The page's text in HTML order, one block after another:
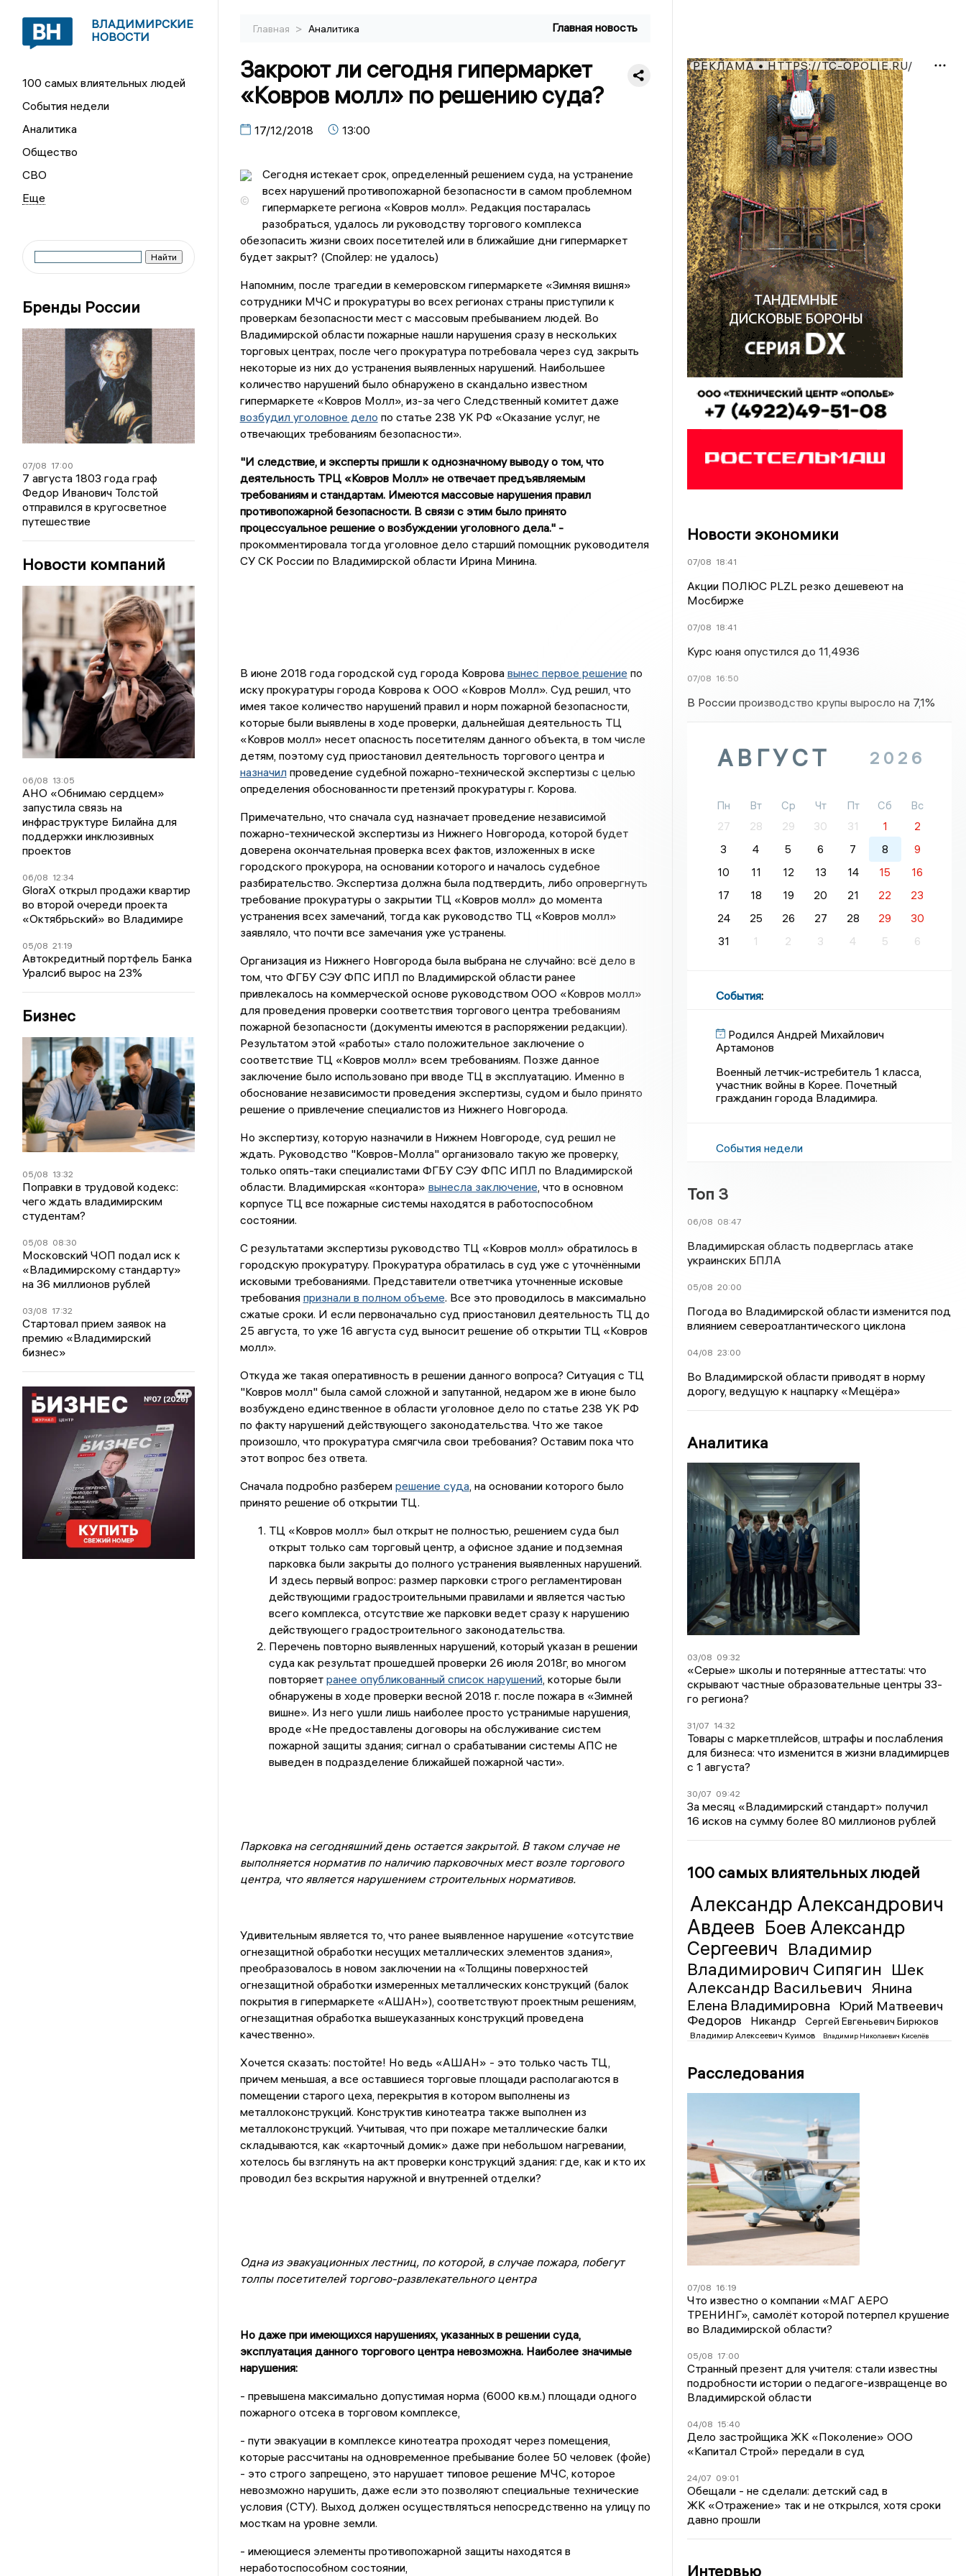
ВЛАДИМИРСКИЕ
НОВОСТИ
100 самых влиятельных людей
События недели
Аналитика
Общество
СВО
Бренды России
07/08 17:00
7 августа 1803 года граф
Федор Иванович Толстой
отправился в кругосветное
путешествие
Новости компаний
06/08 13:05
АНО «Обнимаю сердцем»
запустила связь на
инфраструктуре Билайна для
поддержки инклюзивных
проектов
06/08 12:34
GloraX открыл продажи квартир
во второй очереди проекта
«Октябрьский» во Владимире
05/08 21:19
Автокредитный портфель Банка
Уралсиб вырос на 23%
Бизнес
05/08 13:32
Поправки в трудовой кодекс:
чего ждать владимирским
студентам?
05/08 08:30
Московский ЧОП подал иск к
«Владимирскому стандарту»
на 36 миллионов рублей
03/08 17:32
Стартовал прием заявок на
премию «Владимирский
бизнес»
Главная > Аналитика Главная новость
Закроют ли сегодня гипермаркет
«Ковров молл» по решению суда?
17/12/2018 13:00
©
Сегодня истекает срок, определенный решением суда, на устранение
всех нарушений противопожарной безопасности в самом проблемном
гипермаркете региона «Ковров молл». Редакция постаралась
разобраться, удалось ли руководству торгового комплекса
обезопасить жизни своих посетителей или в ближайшие дни гипермаркет
будет закрыт? (Спойлер: не удалось)
Напомним, после трагедии в кемеровском гипермаркете «Зимняя вишня»
сотрудники МЧС и прокуратуры во всех регионах страны приступили к
проверкам безопасности мест с массовым пребыванием людей. Во
Владимирской области пожарные нашли нарушения сразу в нескольких
торговых центрах, после чего прокуратура потребовала через суд закрыть
некоторые из них до устранения выявленных нарушений. Наибольшее
количество нарушений было обнаружено в скандально известном
гипермаркете «Ковров Молл», из-за чего Следственный комитет даже
возбудил уголовное дело по статье 238 УК РФ «Оказание услуг, не
отвечающих требованиям безопасности».
"И следствие, и эксперты пришли к однозначному выводу о том, что
деятельность ТРЦ «Ковров Молл» не отвечает предъявляемым
требованиям и стандартам. Имеются массовые нарушения правил
противопожарной безопасности. В связи с этим было принято
процессуальное решение о возбуждении уголовного дела." -
прокомментировала тогда уголовное дело старший помощник руководителя
СУ СК России по Владимирской области Ирина Минина.
В июне 2018 года городской суд города Коврова вынес первое решение по
иску прокуратуры города Коврова к ООО «Ковров Молл». Суд решил, что
имея такое количество нарушений правил и норм пожарной безопасности,
которые были выявлены в ходе проверки, дальнейшая деятельность ТЦ
«Ковров молл» несет опасность посетителям данного объекта, в том числе
детям, поэтому суд приостановил деятельность торгового центра и
назначилпроведение судебной пожарно-технической экспертизы с целью
определения обоснованности претензий прокуратуры г. Корова.
Примечательно, что сначала суд назначает проведение независимой
пожарно-технической экспертизы из Нижнего Новгорода, которой будет
доверена окончательная проверка всех фактов, изложенных в иске
городского прокурора, на основании которого и началось судебное
разбирательство. Экспертиза должна была подтвердить, либо опровергнуть
требование прокуратуры о закрытии ТЦ «Ковров молл» до момента
устранения всех замечаний, тогда как руководство ТЦ «Ковров молл»
заявляло, что почти все замечания уже устранены.
Организация из Нижнего Новгорода была выбрана не случайно: всё дело в
том, что ФГБУ СЭУ ФПС ИПЛ по Владимирской области ранее
привлекалось на коммерческой основе руководством ООО «Ковров молл»
для проведения проверки соответствия торгового центра требованиям
пожарной безопасности (документы имеются в распоряжении редакции).
Результатом этой «работы» стало положительное заключение о
соответствие ТЦ «Ковров молл» всем требованиям. Позже данное
заключение было использовано при вводе ТЦ в эксплуатацию. Именно в
обоснование независимости проведения экспертизы, судом и было принято
решение о привлечение специалистов из Нижнего Новгорода.
Но экспертизу, которую назначили в Нижнем Новгороде, суд решил не
ждать. Руководство "Ковров-Молла" организовало такую же проверку,
только опять-таки специалистами ФГБУ СЭУ ФПС ИПЛ по Владимирской
области. Владимирская «контора» вынесла заключение, что в основном
корпусе ТЦ все пожарные системы находятся в работоспособном
состоянии.
С результатами экспертизы руководство ТЦ «Ковров молл» обратилось в
городскую прокуратуру. Прокуратура обратилась в суд уже с уточнёнными
исковыми требованиями. Представители ответчика уточненные исковые
требования признали в полном объеме. Все это проводилось в максимально
сжатые сроки. И если первоначально суд приостановил деятельность ТЦ до
25 августа, то уже 16 августа суд выносит решение об открытии ТЦ «Ковров
молл».
Откуда же такая оперативность в решении данного вопроса? Ситуация с ТЦ
"Ковров молл" была самой сложной и запутанной, недаром же в июне было
возбуждено единственное в области уголовное дело по статье 238 УК РФ
по факту нарушений действующего законодательства. Что же такое
произошло, что прокуратура смягчила свои требования? Оставим пока что
этот вопрос без ответа.
Сначала подробно разберем решение суда, на основании которого было
принято решение об открытии ТЦ.
ТЦ «Ковров молл» был открыт не полностью, решением суда был
открыт только сам торговый центр, а офисное здание и подземная
парковка были закрыты до полного устранения выявленных нарушений.
И здесь первый вопрос: размер парковки строго регламентирован
действующими градостроительными правилами и является частью
всего комплекса, отсутствие же парковки ведет сразу к нарушению
действующего градостроительного законодательства.
Перечень повторно выявленных нарушений, который указан в решении
суда как результат прошедшей проверки 26 июля 2018г, во многом
повторяет ранее опубликованный список нарушений, которые были
обнаружены в ходе проверки весной 2018 г. после пожара в «Зимней
вишне». Из него ушли лишь наиболее просто устранимые нарушения,
вроде «Не предоставлены договоры на обслуживание систем
пожарной защиты здания; сигнал о срабатывании системы АПС не
выведен в подразделение ближайшей пожарной части».
Парковка на сегодняшний день остается закрытой. В таком случае не
выполняется норматив по наличию парковочных мест возле торгового
центра, что является нарушением строительных нормативов.
Удивительным является то, что ранее выявленное нарушение «отсутствие
огнезащитной обработки несущих металлических элементов здания»,
преобразовалось в новом заключении на «Толщины поверхностей
огнезащитной обработки измеренных металлических конструкций (балок
покрытия в гипермаркете «АШАН»), соответствуют проектным решениям,
огнезащитная обработка вышеуказанных конструкций проведена
качественно».
Хочется сказать: постойте! Но ведь «АШАН» - это только часть ТЦ,
причем меньшая, а все оставшиеся торговые площади располагаются в
помещении старого цеха, перекрытия в котором выполнены из
металлоконструкций. Конструктив кинотеатра также выполнен из
металлоконструкций. Учитывая, что при пожаре металлические балки
складываются, как «карточный домик» даже при небольшом нагревании,
хотелось бы взглянуть на акт проверки конструкций здания: где, как и кто их
проводил без вскрытия наружной и внутренней отделки?
Одна из эвакуационных лестниц, по которой, в случае пожара, побегут
толпы посетителей торгово-развлекательного центра
Но даже при имеющихся нарушениях, указанных в решении суда,
эксплуатация данного торгового центра невозможна. Наиболее значимые
нарушения:
- превышена максимально допустимая норма (6000 кв.м.) площади одного
пожарного отсека в торговом комплексе,
- пути эвакуации в комплексе кинотеатра проходят через помещения,
которые рассчитаны на одновременное пребывание более 50 человек (фойе)
- это строго запрещено, это нарушает типовое решение МЧС, которое
невозможно нарушить, даже если это позволяют специальные технические
условия (СТУ). Выход должен осуществляться непосредственно на улицу по
мосткам на уровне земли.
- имеющиеся элементы противопожарной защиты находятся в
неработоспособном состоянии,
РЕКЛАМА • HTTPS://TC-OPOLIE.RU/
Новости экономики
07/08 18:41
Акции ПОЛЮС PLZL резко дешевеют на
Мосбирже
07/08 18:41
Курс юаня опустился до 11,4936
07/08 16:50
В России производство крупы выросло на 7,1%
АВГУСТ 2026
Пн Вт Ср Чт Пт Сб
Вс
27
28 29 30 31 1
2
3
4 5 6 7 8
9
10
11 12 13 14 15
16
17
18 19 20 21 22
23
24
25 26 27 28 29
30
31
1 2 3 4 5 6
События:
Родился Андрей Михайлович
Артамонов
Военный летчик-истребитель 1 класса,
участник войны в Корее. Почетный
гражданин города Владимира.
События недели
Топ 3
06/08 08:47
Владимирская область подверглась атаке
украинских БПЛА
05/08 20:00
Погода во Владимирской области изменится под
влиянием североатлантического циклона
04/08 23:00
Во Владимирской области приводят в норму
дорогу, ведущую к нацпарку «Мещёра»
Аналитика
03/08 09:32
«Серые» школы и потерянные аттестаты: что
скрывают частные образовательные центры 33-
го региона?
31/07 14:32
Товары с маркетплейсов, штрафы и послабления
для бизнеса: что изменится в жизни владимирцев
с 1 августа?
30/07 09:42
За месяц «Владимирский стандарт» получил
16 исков на сумму более 80 миллионов рублей
100 самых влиятельных людей
Александр Александрович
Авдеев Боев Александр
Сергеевич Владимир
Владимирович Сипягин Шек
Александр Васильевич
Янина
Елена Владимировна
Юрий Матвеевич
Федоров
Никандр Сергей Евгеньевич Бирюков
Владимир Алексеевич Куимов Владимир Николаевич Киселёв
Расследования
07/08 16:19
Что известно о компании «МАГ АЕРО
ТРЕНИНГ», самолёт которой потерпел крушение
во Владимирской области?
05/08 17:00
Странный презент для учителя: стали известны
подробности истории о педагоге-извращенце во
Владимирской области
04/08 15:40
Дело застройщика ЖК «Поколение» ООО
«Капитал Строй» передали в суд
24/07 09:01
Обещали - не сделали: детский сад в
ЖК «Отражение» так и не открылся, хотя сроки
давно прошли
Интервью